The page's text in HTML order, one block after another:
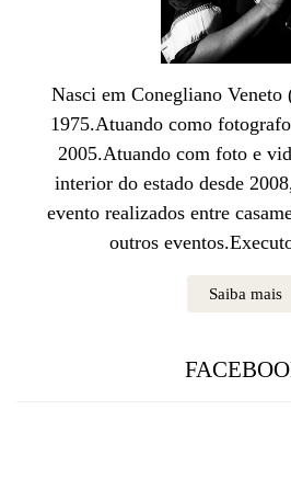
Nasci em Conegliano
1975.Atuando como
2005.Atuando com foto e
interior do estado desde
evento realizados entre
outros
Saiba mais